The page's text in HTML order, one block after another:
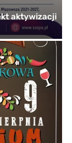
aktywizacji